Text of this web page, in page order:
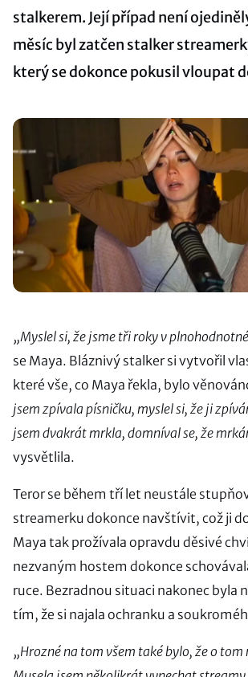
stalkerem. Její případ není
měsíc byl zatčen stalker
který se dokonce pokusil vloupat
„Myslel si, že jsme tři roky v
se Maya. Bláznivý stalker si vytvořil
které vše, co Maya řekla, bylo
jsem zpívala písničku, myslel si, že ji
jsem dvakrát mrkla, domníval se, že
vysvětlila.
Teror se během tří let neustále
streamerku dokonce navštívit, což ji
Maya tak prožívala opravdu děsivé
nezvaným hostem dokonce
ruce. Bezradnou situaci nakonec byla
tím, že si najala ochranku a
„Hrozné na tom všem také bylo, že o tom